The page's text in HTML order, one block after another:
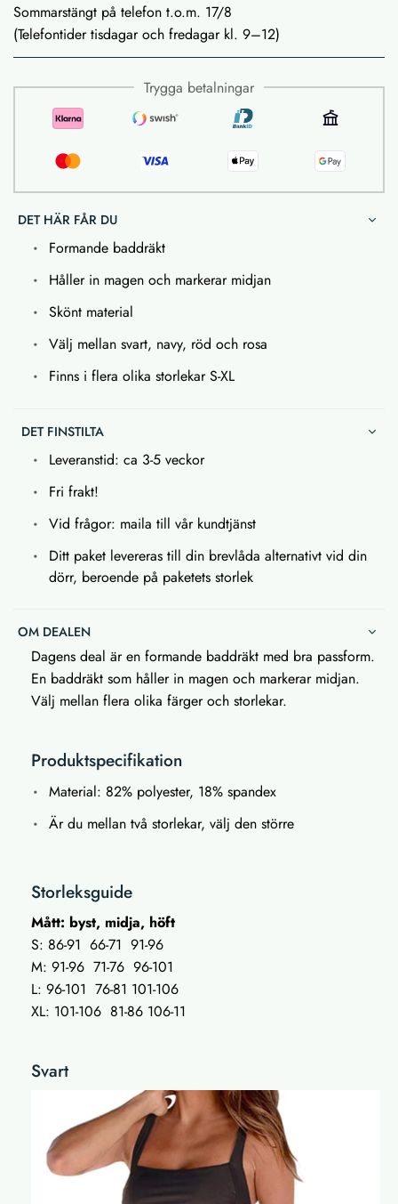
Sommarstängt på telefon t.o.m. 17/8
(Telefontider tisdagar och fredagar kl. 9–12)
Trygga betalningar
DET HÄR FÅR DU
Formande baddräkt
Håller in magen och markerar midjan
Skönt material
Välj mellan svart, navy, röd och rosa
Finns i flera olika storlekar S-XL
DET FINSTILTA
Leveranstid: ca 3-5 veckor
Fri frakt!
Vid frågor: maila till vår kundtjänst
Ditt paket levereras till din brevlåda alternativt vid din
dörr, beroende på paketets storlek
OM DEALEN
Dagens deal är en formande baddräkt med bra passform.
En baddräkt som håller in magen och markerar midjan.
Välj mellan flera olika färger och storlekar.
Produktspecifikation
Material: 82% polyester, 18% spandex
Är du mellan två storlekar, välj den större
Storleksguide
Mått: byst, midja, höft
S: 86-91 66-71 91-96
M: 91-96 71-76 96-101
L: 96-101 76-81 101-106
XL: 101-106 81-86 106-11
Svart